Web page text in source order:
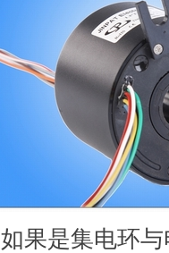
如果是集电环